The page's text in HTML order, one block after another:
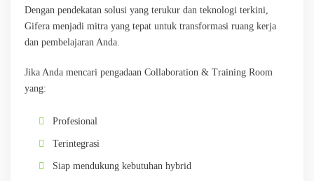
Dengan pendekatan solusi yang terukur dan teknologi terkini,
Gifera menjadi mitra yang tepat untuk transformasi ruang kerja
dan pembelajaran Anda.
Jika Anda mencari pengadaan Collaboration & Training Room
yang:
Profesional
Terintegrasi
Siap mendukung kebutuhan hybrid